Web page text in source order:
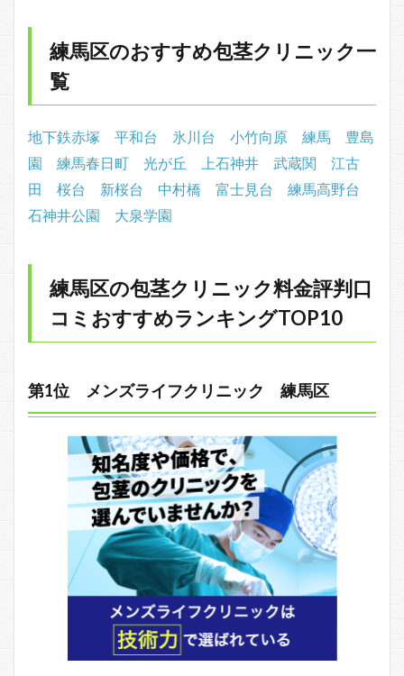
練馬区のおすすめ包茎クリニック一
覧
地下鉄赤塚 平和台 氷川台 小竹向原 練馬
豊島
園
練馬春日町 光が丘 上石神井 武蔵関
江古
田
桜台 新桜台 中村橋 富士見台
練馬高野台
石神井公園
大泉学園
練馬区の包茎クリニック料金評判口
コミおすすめランキングTOP10
第1位 メンズライフクリニック 練馬区